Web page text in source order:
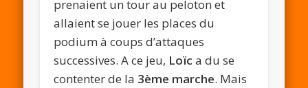
prenaient un tour au peloton et
allaient se jouer les places du
podium à coups d’attaques
successives. A ce jeu, Loïc a du se
contenter de la 3ème marche. Mais